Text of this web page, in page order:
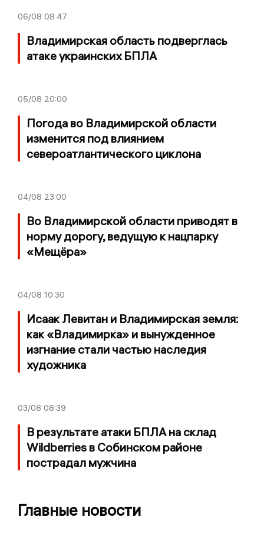
06/08 08:47
Владимирская область подверглась
атаке украинских БПЛА
05/08 20:00
Погода во Владимирской области
изменится под влиянием
североатлантического циклона
04/08 23:00
Во Владимирской области приводят в
норму дорогу, ведущую к нацпарку
«Мещёра»
04/08 10:30
Исаак Левитан и Владимирская земля:
как «Владимирка» и вынужденное
изгнание стали частью наследия
художника
03/08 08:39
В результате атаки БПЛА на склад
Wildberries в Собинском районе
пострадал мужчина
Главные новости